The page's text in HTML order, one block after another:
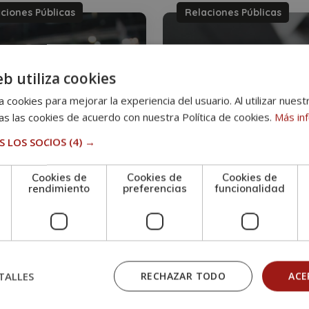
Públicas
en Gestión de
de Marketing y
Relaciones Públicas
Máster en Relaciones
utiliza cookies
cookies para mejorar la experiencia del usuario. Al utilizar
las cookies de acuerdo con nuestra Política de cookies. Más
LOS SOCIOS (4) →
Cookies de
rendimiento
Cookies de
preferencias
Cookies de
funcionalidad
RECHAZAR TODO